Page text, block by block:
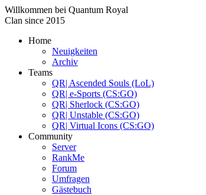
Willkommen bei Quantum Royal
Clan since 2015
Home
Neuigkeiten
Archiv
Teams
QR| Ascended Souls (LoL)
QR| e-Sports (CS:GO)
QR| Sherlock (CS:GO)
QR| Unstable (CS:GO)
QR| Virtual Icons (CS:GO)
Community
Server
RankMe
Forum
Umfragen
Gästebuch